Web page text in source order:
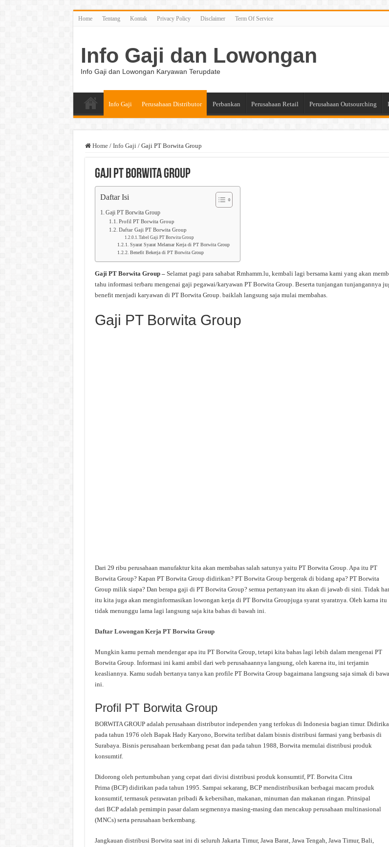
Home Tentang Kontak Privacy Policy Disclaimer Term Of Service
Info Gaji dan Lowongan
Info Gaji dan Lowongan Karyawan Terupdate
Info Gaji Perusahaan Distributor Perbankan Perusahaan Retail Perusahaan Outsourching
Home / Info Gaji / Gaji PT Borwita Group
Gaji PT Borwita Group
Daftar Isi
Gaji PT Borwita Group
Profil PT Borwita Group
Daftar Gaji PT Borwita Group
Tabel Gaji PT Borwita Group
Syarat Syarat Melamar Kerja di PT Borwita Group
Benefit Bekerja di PT Borwita Group
Gaji PT Borwita Group – Selamat pagi para sahabat Rmhamm.lu, kembali lagi bersama kami yang akan
tahu informasi terbaru mengenai gaji pegawai/karyawan PT Borwita Group. Beserta tunjangan tunjangannya
benefit menjadi karyawan di PT Borwita Group. baiklah langsung saja mulai membahas.
Gaji PT Borwita Group
Dari 29 ribu perusahaan manufaktur kita akan membahas salah satunya yaitu PT Borwita Group. Apa itu PT
Borwita Group? Kapan PT Borwita Group didirikan? PT Borwita Group bergerak di bidang apa? PT Borwita
Group milik siapa? Dan berapa gaji di PT Borwita Group? semua pertanyaan itu akan di jawab di sini. Tidak
itu kita juga akan menginformasikan lowongan kerja di PT Borwita Groupjuga syarat syaratnya. Oleh karna itu
tidak menunggu lama lagi langsung saja kita bahas di bawah ini.
Daftar Lowongan Kerja PT Borwita Group
Mungkin kamu pernah mendengar apa itu PT Borwita Group, tetapi kita bahas lagi lebih dalam mengenai PT
Borwita Group. Informasi ini kami ambil dari web perusahaannya langsung, oleh karena itu, ini terjamin
keasliannya. Kamu sudah bertanya tanya kan profile PT Borwita Group bagaimana langsung saja simak di
ini.
Profil PT Borwita Group
BORWITA GROUP adalah perusahaan distributor independen yang terfokus di Indonesia bagian timur.
pada tahun 1976 oleh Bapak Hady Karyono, Borwita terlibat dalam bisnis distribusi farmasi yang berbasis di
Surabaya. Bisnis perusahaan berkembang pesat dan pada tahun 1988, Borwita memulai distribusi produk
konsumtif.
Didorong oleh pertumbuhan yang cepat dari divisi distribusi produk konsumtif, PT. Borwita Citra
Prima (BCP) didirikan pada tahun 1995. Sampai sekarang, BCP mendistribusikan berbagai macam produk
konsumtif, termasuk perawatan pribadi & kebersihan, makanan, minuman dan makanan ringan. Prinsipal
dari BCP adalah pemimpin pasar dalam segmennya masing-masing dan mencakup perusahaan multinasional
(MNCs) serta perusahaan berkembang.
Jangkauan distribusi Borwita saat ini di seluruh Jakarta Timur, Jawa Barat, Jawa Tengah, Jawa Timur, Bali,